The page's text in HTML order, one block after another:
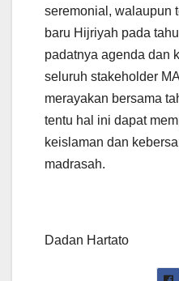
seremonial, walaupun
baru Hijriyah pada
padatnya agenda dan
seluruh stakeholder
merayakan bersama
tentu hal ini dapat
keislaman dan
madrasah.
Dadan Hartato